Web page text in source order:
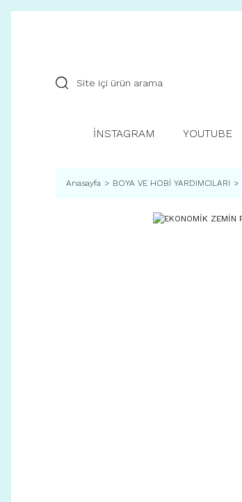
İNSTAGRAM YOUTUBE
Anasayfa BOYA VE HOBİ YARDIMCILARI